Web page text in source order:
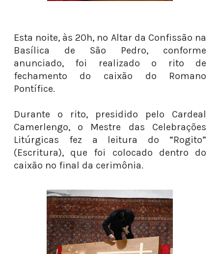
Esta noite, às 20h, no Altar da Confissão na
Basílica de São Pedro, conforme
anunciado, foi realizado o rito de
fechamento do caixão do Romano
Pontífice.
Durante o rito, presidido pelo Cardeal
Camerlengo, o Mestre das Celebrações
Litúrgicas fez a leitura do “Rogito”
(Escritura), que foi colocado dentro do
caixão no final da cerimônia.